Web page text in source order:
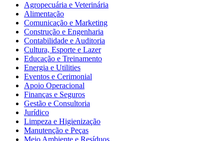
Agropecuária e Veterinária
Alimentação
Comunicação e Marketing
Construção e Engenharia
Contabilidade e Auditoria
Cultura, Esporte e Lazer
Educação e Treinamento
Energia e Utilities
Eventos e Cerimonial
Apoio Operacional
Finanças e Seguros
Gestão e Consultoria
Jurídico
Limpeza e Higienização
Manutenção e Peças